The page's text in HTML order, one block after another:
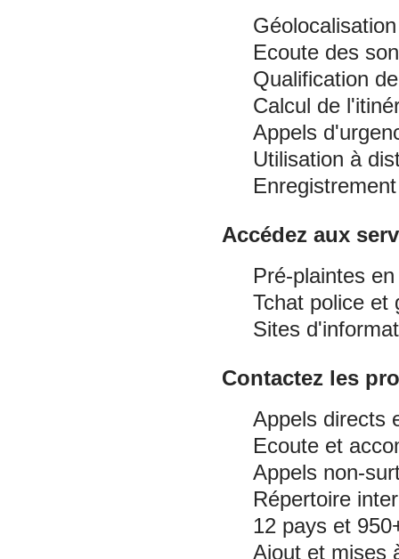
Ecoute des
Qualification
Calcul de
Appels
Utilisation à
Accédez aux
Pré-plaintes
Tchat police et
Sites
Contactez les
Appels directs
Ecoute et
Appels non-
Répertoire
12 pays et
Ajout et mises